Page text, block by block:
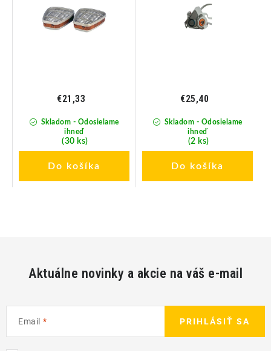
Skladom - Odosielame
ihneď
(30 ks)
€21,33
Do košíka
Skladom - Odosielame
ihneď
(2 ks)
€25,40
Do košíka
Aktuálne novinky a akcie na váš e-mail
Email PRIHLÁSIŤ SA